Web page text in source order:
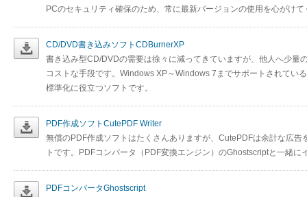
PCのセキュリティ確保のため、常に最新バージョンの使用を心がけて
CD/DVD書き込みソフトCDBurnerXP
書き込み型CD/DVDの需要は徐々に減ってきていますが、他人へ少量
コストな手段です。Windows XP～Windows 7までサポートされてい
標準化に役立つソフトです。
PDF作成ソフトCutePDF Writer
無償のPDF作成ソフトはたくさんありますが、CutePDFは余計な広
トです。PDFコンバータ（PDF変換エンジン）のGhostscriptと一緒に
PDFコンバータGhostscript